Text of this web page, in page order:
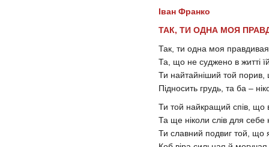
Іван Франко
ТАК, ТИ ОДНА МОЯ
Так, ти одна моя
Та, що не суджено в житті
Ти найтайніший той порив,
Підносить грудь, та ба –
Ти той найкращий спів, що
Та ще ніколи слів для
Ти славний подвиг той, що